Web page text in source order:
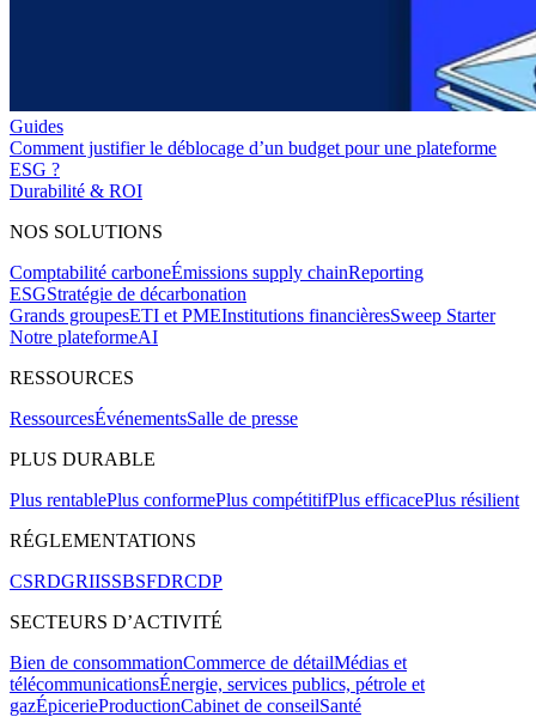
Guides
Comment justifier le déblocage d’un budget pour une plateforme
ESG ?
Durabilité & ROI
NOS SOLUTIONS
Comptabilité carboneÉmissions supply chainReporting
ESGStratégie de décarbonation
Grands groupesETI et PMEInstitutions financièresSweep Starter
Notre plateformeAI
RESSOURCES
RessourcesÉvénementsSalle de presse
PLUS DURABLE
Plus rentablePlus conformePlus compétitifPlus efficacePlus résilient
RÉGLEMENTATIONS
CSRDGRIISSBSFDRCDP
SECTEURS D’ACTIVITÉ
Bien de consommationCommerce de détailMédias et
télécommunicationsÉnergie, services publics, pétrole et
gazÉpicerieProductionCabinet de conseilSanté